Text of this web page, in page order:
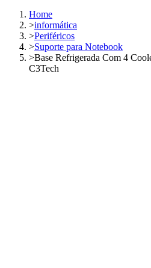
Home
>informática
>Periféricos
>Suporte para Notebook
>Base Refrigerada Com 4
C3Tech